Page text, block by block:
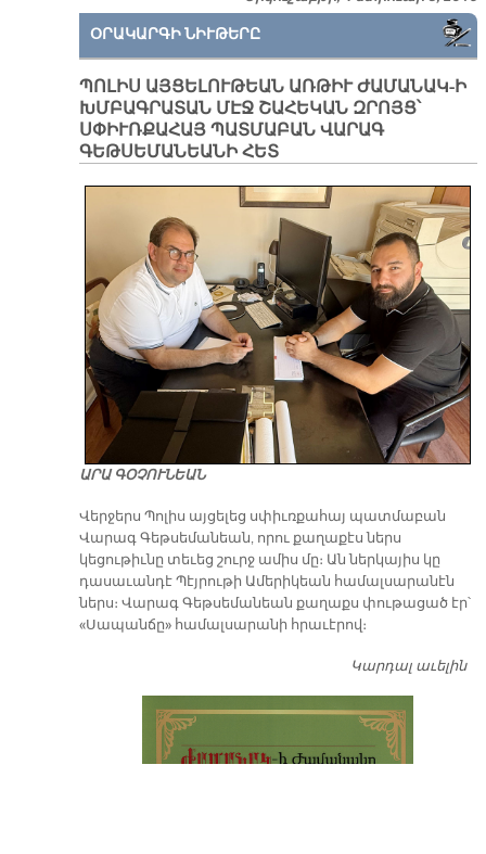
ՕՐԱԿԱՐԳԻ ՆԻՒԹԵՐԸ
ՊՈԼԻՍ ԱՅՑԵԼՈՒԹԵԱՆ ԱՌԹԻՒ ԺԱՄԱՆԱԿ-Ի
ԽՄԲԱԳՐԱՏԱՆ ՄԷՋ ՇԱՀԵԿԱՆ ԶՐՈՅՑ՝
ՍՓԻՒՌՔԱՀԱՅ ՊԱՏՄԱԲԱՆ ՎԱՐԱԳ
ԳԵԹՍԵՄԱՆԵԱՆԻ ՀԵՏ
ԱՐԱ ԳՕՉՈՒՆԵԱՆ
Վերջերս Պոլիս այցելեց սփիւռքահայ պատմաբան
Վարագ Գեթսեմանեան, որու քաղաքէս ներս
կեցութիւնը տեւեց շուրջ ամիս մը։ Ան ներկայիս կը
դասաւանդէ Պէյրութի Ամերիկեան համալսարանէն
ներս։ Վարագ Գեթսեմանեան քաղաքս փութացած էր՝
«Սապանճը» համալսարանի հրաւէրով։
Կարդալ աւելին